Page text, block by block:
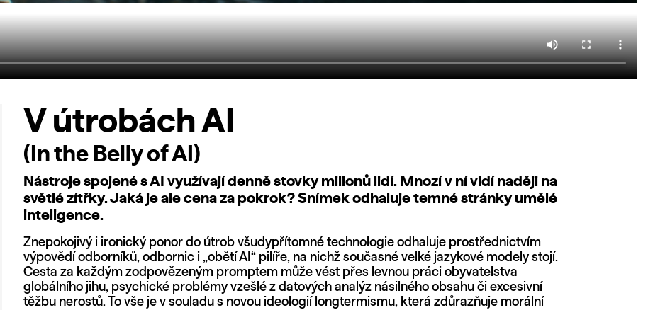
V útrobách AI
(In the Belly of AI)
Nástroje spojené s AI využívají denně stovky milionů lidí. Mnozí v ní vidí naději na
světlé zítřky. Jaká je ale cena za pokrok? Snímek odhaluje temné stránky umělé
inteligence.
Znepokojivý i ironický ponor do útrob všudypřítomné technologie odhaluje prostřednictvím
výpovědí odborníků, odbornic i „obětí AI“ pilíře, na nichž současné velké jazykové modely stojí.
Cesta za každým zodpovězeným promptem může vést přes levnou práci obyvatelstva
globálního jihu, psychické problémy vzešlé z datových analýz násilného obsahu či excesivní
těžbu nerostů. To vše je v souladu s novou ideologií longtermismu, která zdůrazňuje morální